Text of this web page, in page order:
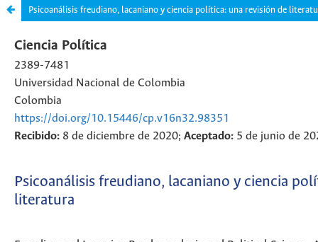
Psicoanálisis freudiano, lacaniano y ciencia política: una revisión de